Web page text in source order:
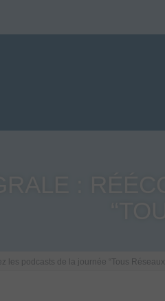
les podcasts de la journée “Tous Réseaux”